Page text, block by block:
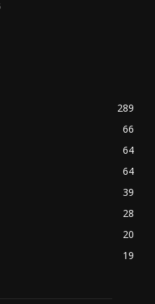
289
66
64
64
39
28
20
19